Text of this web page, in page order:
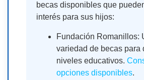
becas disponibles que
interés para sus hijos:
Fundación Romanillos:
variedad de becas para
niveles educativos.
opciones disponibles.